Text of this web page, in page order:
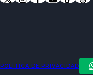
POLÍTICA DE PRIVACIDAD